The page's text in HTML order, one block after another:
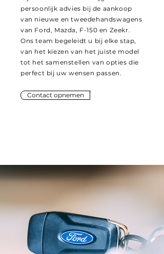
persoonlijk advies bij de aankoop
van nieuwe en tweedehandswagens
van Ford, Mazda, F-150 en Zeekr.
Ons team begeleidt u bij elke stap,
van het kiezen van het juiste model
tot het samenstellen van opties die
perfect bij uw wensen passen.
Contact opnemen